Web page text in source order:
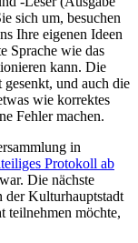
sich um, besuchen
Ihre eigenen Ideen
Sprache wie das
kann. Die
und auch die
wie korrektes
Fehler machen.
in
Protokoll ab
Die nächste
der Kulturhauptstadt
teilnehmen möchte,